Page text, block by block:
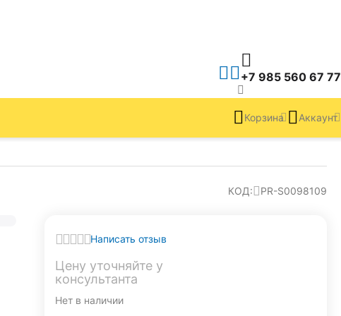
+7 985 560 67 77
Корзина Аккаунт
КОД: PR-S0098109
Написать отзыв
Цену уточняйте у
консультанта
Нет в наличии